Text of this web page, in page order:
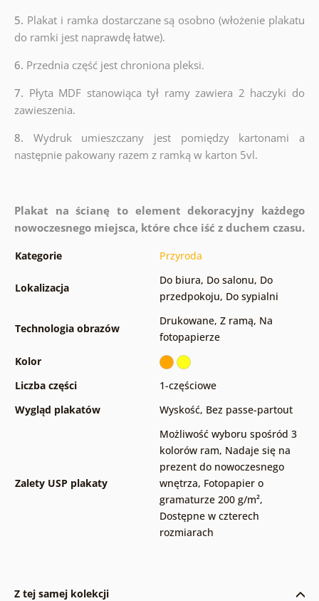
5. Plakat i ramka dostarczane są osobno (włożenie plakatu
do ramki jest naprawdę łatwe).
6. Przednia część jest chroniona pleksi.
7. Płyta MDF stanowiąca tył ramy zawiera 2 haczyki do
zawieszenia.
8. Wydruk umieszczany jest pomiędzy kartonami a
następnie pakowany razem z ramką w karton 5vl.
Plakat na ścianę to element dekoracyjny każdego
nowoczesnego miejsca, które chce iść z duchem czasu.
Kategorie Przyroda
Lokalizacja
Do biura, Do salonu, Do
przedpokoju, Do sypialni
Technologia obrazów
Drukowane, Z ramą, Na
fotopapierze
Kolor
Liczba części
1-częściowe
Wygląd plakatów
Wyskość, Bez passe-partout
Zalety USP plakaty
Możliwość wyboru spośród 3
kolorów ram, Nadaje się na
prezent do nowoczesnego
wnętrza, Fotopapier o
gramaturze 200 g/m²,
Dostępne w czterech
rozmiarach
Z tej samej kolekcji